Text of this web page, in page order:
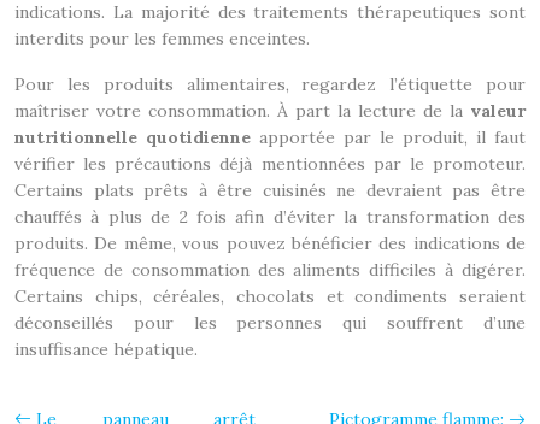
indications. La majorité des traitements thérapeutiques sont
interdits pour les femmes enceintes.
Pour les produits alimentaires, regardez l’étiquette pour
maîtriser votre consommation. À part la lecture de la valeur
nutritionnelle quotidienne apportée par le produit, il faut
vérifier les précautions déjà mentionnées par le promoteur.
Certains plats prêts à être cuisinés ne devraient pas être
chauffés à plus de 2 fois afin d’éviter la transformation des
produits. De même, vous pouvez bénéficier des indications de
fréquence de consommation des aliments difficiles à digérer.
Certains chips, céréales, chocolats et condiments seraient
déconseillés pour les personnes qui souffrent d’une
insuffisance hépatique.
Le panneau arrêt
Pictogramme flamme: